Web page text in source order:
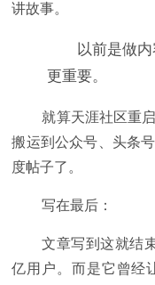
讲故事。
以前是做
更重要。
就算天涯社区重
搬运到公众号、头条
度帖子了。
写在最后：
文章写到这就结
亿用户。而是它曾经